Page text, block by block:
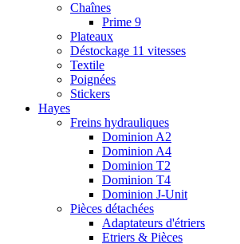
Chaînes
Prime 9
Plateaux
Déstockage 11 vitesses
Textile
Poignées
Stickers
Hayes
Freins hydrauliques
Dominion A2
Dominion A4
Dominion T2
Dominion T4
Dominion J-Unit
Pièces détachées
Adaptateurs d'étriers
Etriers & Pièces